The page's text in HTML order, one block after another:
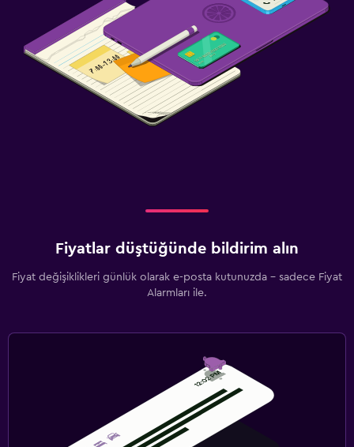
Fiyatlar düştüğünde bildirim alın
Fiyat değişiklikleri günlük olarak e-posta kutunuzda - sadece Fiyat
Alarmları ile.